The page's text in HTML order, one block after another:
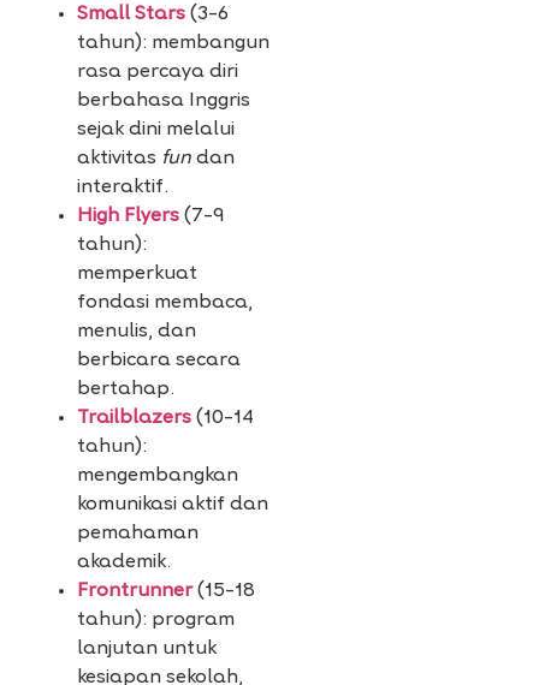
Small Stars (3–6
tahun): membangun
rasa percaya diri
berbahasa Inggris
sejak dini melalui
aktivitas fun dan
interaktif.
High Flyers (7–9
tahun):
memperkuat
fondasi membaca,
menulis, dan
berbicara secara
bertahap.
Trailblazers (10–14
tahun):
mengembangkan
komunikasi aktif dan
pemahaman
akademik.
Frontrunner(15–18
tahun): program
lanjutan untuk
kesiapan sekolah,